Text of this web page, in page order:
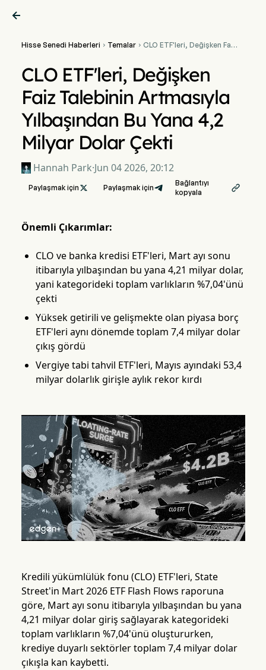

Hisse Senedi Haberleri  Temalar CLO ETF'leri, Değişken Faiz
Milyar Dolar Çekti
CLO ETF'leri, Değişken
Faiz Talebinin Artmasıyla
Yılbaşından Bu Yana 4,2
Milyar Dolar Çekti
Hannah Park·Jun 04 2026, 20:12
Paylaşmak için  Paylaşmak için
Bağlantıyı
kopyala

Önemli Çıkarımlar:
CLO ve banka kredisi ETF'leri, Mart ayı sonu
itibarıyla yılbaşından bu yana 4,21 milyar dolar,
yani kategorideki toplam varlıkların %7,04'ünü
çekti
Yüksek getirili ve gelişmekte olan piyasa borç
ETF'leri aynı dönemde toplam 7,4 milyar dolar
çıkış gördü
Vergiye tabi tahvil ETF'leri, Mayıs ayındaki 53,4
milyar dolarlık girişle aylık rekor kırdı
Kredili yükümlülük fonu (CLO) ETF'leri, State
Street'in Mart 2026 ETF Flash Flows raporuna
göre, Mart ayı sonu itibarıyla yılbaşından bu yana
4,21 milyar dolar giriş sağlayarak kategorideki
toplam varlıkların %7,04'ünü oluştururken,
krediye duyarlı sektörler toplam 7,4 milyar dolar
çıkışla kan kaybetti.